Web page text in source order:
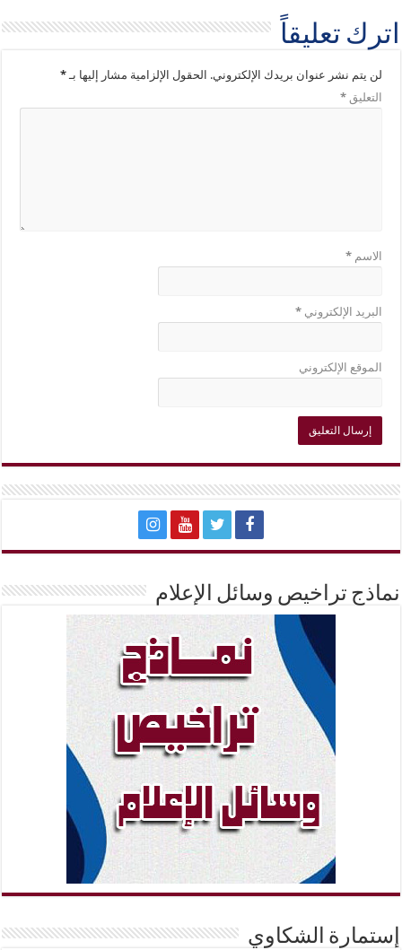
اترك تعليقاً
لن يتم نشر عنوان بريدك الإلكتروني. الحقول الإلزامية مشار إليها بـ*
التعليق*
الاسم*
البريد الإلكتروني*
الموقع الإلكتروني
نماذج تراخيص وسائل الإعلام
إستمارة الشكاوي